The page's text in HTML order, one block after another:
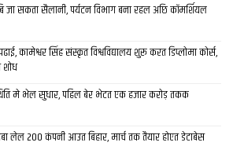
जा सकता सैलानी, पर्यटन विभाग बना रहल अछि कॉमर्शियल
कामेश्वर सिंह संस्कृत विश्वविद्यालय शुरू करत डिप्लोमा कोर्स,
मे भेल सुधार, पहिल बेर भेटत एक हजार करोड़ तकक
लेल 200 कंपनी आउत बिहार, मार्च तक तैयार होएत डेटाबेस